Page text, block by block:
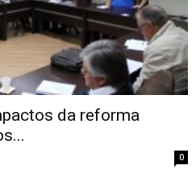
da reforma
0